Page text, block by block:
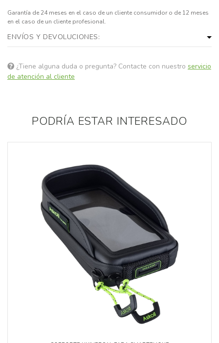
Garantía de 24 meses en el caso de un cliente consumidor o de 12 meses
en el caso de un cliente profesional.
ENVÍOS Y DEVOLUCIONES:
¿Tiene alguna duda o pregunta? Contacte con nuestro servicio
de atención al cliente
PODRÍA ESTAR INTERESADO